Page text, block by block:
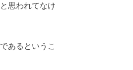
思われてなけ
あるというこ